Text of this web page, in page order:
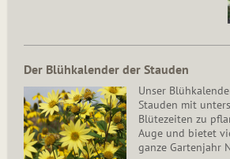
Der Blühkalender der Stauden
Unser
Stauden mit
Blütezeiten zu
Auge und bietet
ganze Gartenjahr